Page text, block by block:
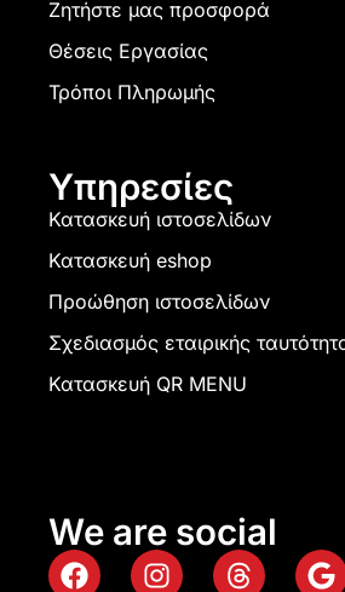
Ζητήστε μας προσφορά
Θέσεις Εργασίας
Τρόποι Πληρωμής
Υπηρεσίες
Κατασκευή ιστοσελίδων
Κατασκευή eshop
Προώθηση ιστοσελίδων
Σχεδιασμός εταιρικής
Κατασκευή QR MENU
We are social